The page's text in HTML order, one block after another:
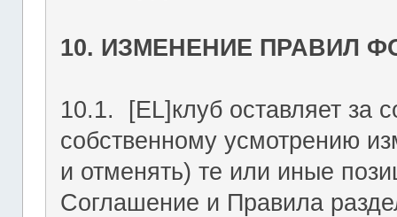
10. ИЗМЕНЕНИЕ ПРАВИЛ
10.1. [EL]клуб оставляет за
собственному усмотрению
и отменять) те или иные
Соглашение и Правила